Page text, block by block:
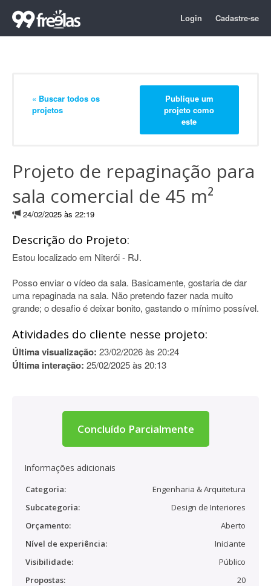
Login Cadastre-se
« Buscar todos os
projetos
Publique um
projeto como
este
Projeto de repaginação para
sala comercial de 45 m²
24/02/2025 às 22:19
Descrição do Projeto:
Estou localizado em Niterói - RJ.
Posso enviar o vídeo da sala. Basicamente, gostaria de dar
uma repaginada na sala. Não pretendo fazer nada muito
grande; o desafio é deixar bonito, gastando o mínimo possível.
Atividades do cliente nesse projeto:
Última visualização: 23/02/2026 às 20:24
Última interação: 25/02/2025 às 20:13
Concluído Parcialmente
Informações adicionais
Categoria:
Engenharia & Arquitetura
Subcategoria:
Design de Interiores
Orçamento:
Aberto
Nível de experiência:
Iniciante
Visibilidade:
Público
Propostas:
20